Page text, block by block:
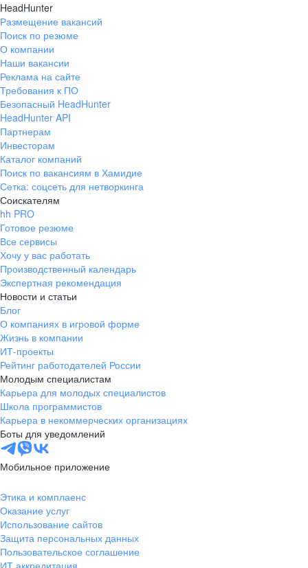
HeadHunter
Размещение вакансий
Поиск по резюме
О компании
Наши вакансии
Реклама на сайте
Требования к ПО
Безопасный HeadHunter
HeadHunter API
Партнерам
Инвесторам
Каталог компаний
Поиск по вакансиям в Хамидие
Сетка: соцсеть для нетворкинга
Соискателям
hh PRO
Готовое резюме
Все сервисы
Хочу у вас работать
Производственный календарь
Экспертная рекомендация
Новости и статьи
Блог
О компаниях в игровой форме
Жизнь в компании
ИТ-проекты
Рейтинг работодателей России
Молодым специалистам
Карьера для молодых специалистов
Школа программистов
Карьера в некоммерческих организациях
Боты для уведомлений
Мобильное приложение
Этика и комплаенс
Оказание услуг
Использование сайтов
Защита персональных данных
Пользовательское соглашение